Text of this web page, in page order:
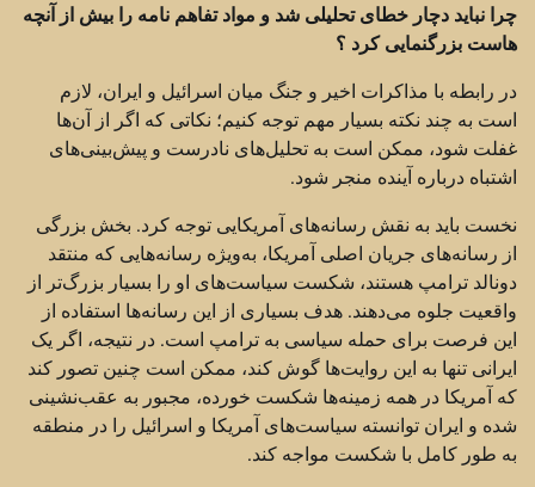
چرا نباید دچار خطای تحلیلی شد و مواد تفاهم نامه را بیش از آنچه
هاست بزرگنمایی کرد ؟
در رابطه با مذاکرات اخیر و جنگ میان اسرائیل و ایران، لازم
است به چند نکته بسیار مهم توجه کنیم؛ نکاتی که اگر از آن‌ها
غفلت شود، ممکن است به تحلیل‌های نادرست و پیش‌بینی‌های
اشتباه درباره آینده منجر شود.
نخست باید به نقش رسانه‌های آمریکایی توجه کرد. بخش بزرگی
از رسانه‌های جریان اصلی آمریکا، به‌ویژه رسانه‌هایی که منتقد
دونالد ترامپ هستند، شکست سیاست‌های او را بسیار بزرگ‌تر از
واقعیت جلوه می‌دهند. هدف بسیاری از این رسانه‌ها استفاده از
این فرصت برای حمله سیاسی به ترامپ است. در نتیجه، اگر یک
ایرانی تنها به این روایت‌ها گوش کند، ممکن است چنین تصور کند
که آمریکا در همه زمینه‌ها شکست خورده، مجبور به عقب‌نشینی
شده و ایران توانسته سیاست‌های آمریکا و اسرائیل را در منطقه
به طور کامل با شکست مواجه کند.